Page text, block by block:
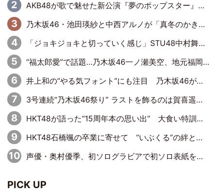
AKB48が歌で魅せた新公演『夢のポップスター』 初日から全身全霊のステージ
乃木坂46・池田瑛紗と中西アルノが「真冬のかき氷」騒動で火花散らす！ 因縁の裏にあるのは、逆境をともに“凌”ぐ似た者同士の絆
「ジョキジョキと切っていく感じ」STU48中村舞、新しい挑戦は自らの手で
“福太郎愛”で話題…乃木坂46一ノ瀬美空、地元福岡『めんべい25周年トップサポーター』に就任
井上和の“やる気フォント”にも注目 乃木坂46が挑んだ書道パフォーマンスの舞台裏
3号連続“乃木坂46祭り” ラストを飾るのは賀喜遥香…5年ぶりの登場に「5年分大人になった私を見ていただけたら」
HKT48が語った“15周年本の思い出” 大食い特訓・守護霊企画・制服グラビア…盛りだくさんの裏話
HKT48石橋颯の卒業に寄せて “いぶくる”の絆と後輩・龍頭綺音の決意
声優・奥村優季、初ソログラビアで初ソロ表紙を飾る！ 初めて見せる表情や、声優を志したきっかけなどを語った必読のインタビューを掲載
PICK UP